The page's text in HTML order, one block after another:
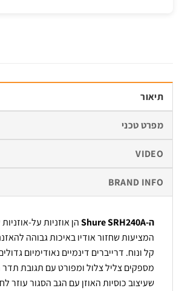
תיאור
מפרט טכני
VIDEO
BRAND INFO
ה-Shure SRH240A
הן אוזניות על-
המציעות שחזור אודיו באיכות גבוהה
מספקים צליל צלול ומפורט עם תגובת
שעיצוב כוסיות האוזן עם הגב הסגור עוזר